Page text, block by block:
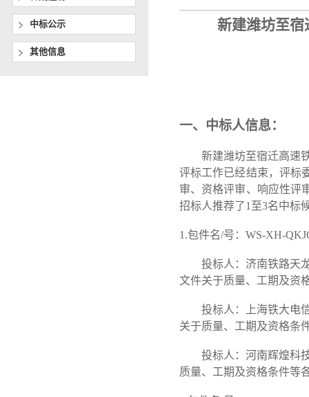
中标公示
其他信息
新建潍坊至
一、中标人信息：
新建潍坊至宿迁高速
评标工作已经结束，评标
审、资格评审、响应性评
招标人推荐了1 至3名中标
1.包件名/号：WS-XH-
投标人：济南铁路天
文件关于质量、工期及资
投标人：上海铁大电
关于质量、工期及资格条
投标人：河南辉煌科
质量、工期及资格条件等